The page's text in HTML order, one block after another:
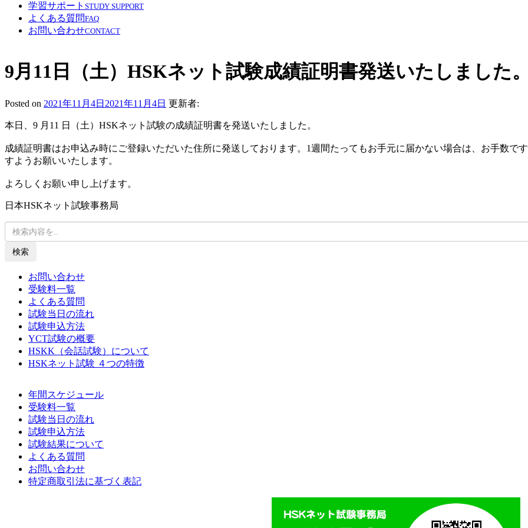
学習サポート STUDY SUPPORT
よくある質問FAQ
お問い合わせCONTACT
9月11日（土）HSKネット試験成績証明書発送いたしました
Posted on 2021年11月4日 2021年11月4日 更新者:
本日、9 月11 日（土）HSKネット試験の成績証明書を発送いたしました。
成績証明書はお申込み時にご登録いただいた住所に発送しております。1週間たってもお手元に届かない場合は、お手数で
すようお願いいたします。
よろしくお願い申し上げます。
日本HSKネット試験事務局
検索
お問い合わせ
受験料一覧
よくある質問
試験当日の流れ
試験申込方法
YCT試験の概要
HSKK（会話試験）について
HSKネット試験 ４つの特徴
年間スケジュール
受験料一覧
試験当日の流れ
試験申込方法
試験結果について
よくある質問
お問い合わせ
特定商取引法に基づく表記